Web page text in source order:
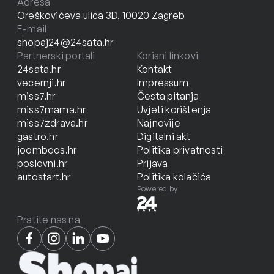
Oreškovićeva ulica 3D, 10020 Zagreb
E-mail
shopaj24@24sata.hr
Partnerski portali
24sata.hr
vecernji.hr
miss7.hr
miss7mama.hr
miss7zdrava.hr
gastro.hr
joomboos.hr
poslovni.hr
autostart.hr
Korisni linkovi
Kontakt
Impressum
Česta pitanja
Uvjeti korištenja
Najnovije
Digitalni akt
Politika privatnosti
Prijava
Politika kolačića
Powered by
Pratite nas na